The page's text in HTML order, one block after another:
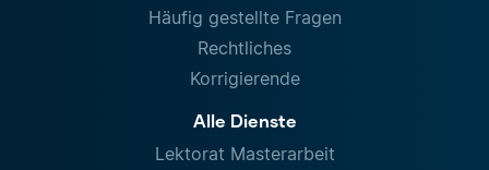
Häufig gestellte Fragen
Rechtliches
Korrigierende
Alle Dienste
Lektorat Masterarbeit